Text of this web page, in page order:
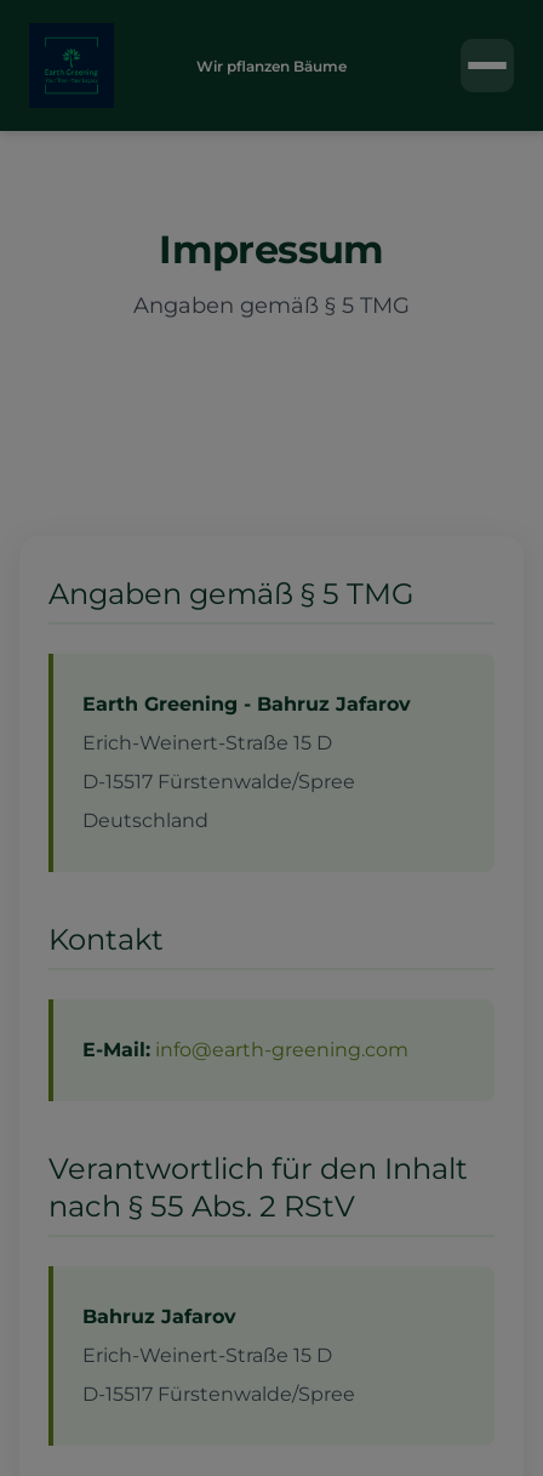
Wir pflanzen Bäume
Impressum
Angaben gemäß § 5 TMG
Angaben gemäß § 5 TMG
Earth Greening - Bahruz Jafarov
Erich-Weinert-Straße 15 D
D-15517 Fürstenwalde/Spree
Deutschland
Kontakt
E-Mail: info@earth-greening.com
Verantwortlich für den Inhalt
nach § 55 Abs. 2 RStV
Bahruz Jafarov
Erich-Weinert-Straße 15 D
D-15517 Fürstenwalde/Spree